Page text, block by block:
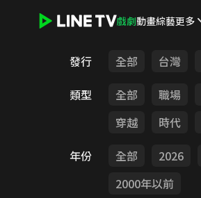
戲劇動畫綜藝更多
發行 全部 台灣
類型
全部 職場
穿越
時代
年份
全部 2026
2000年以前